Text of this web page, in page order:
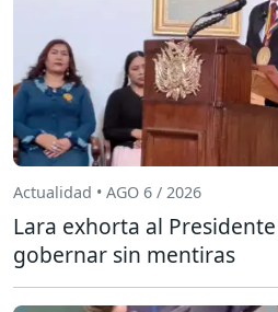
Actualidad • AGO 6 / 2026
Lara exhorta al
gobernar sin mentiras